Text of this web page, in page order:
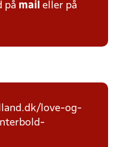
på mail eller på
love-og-